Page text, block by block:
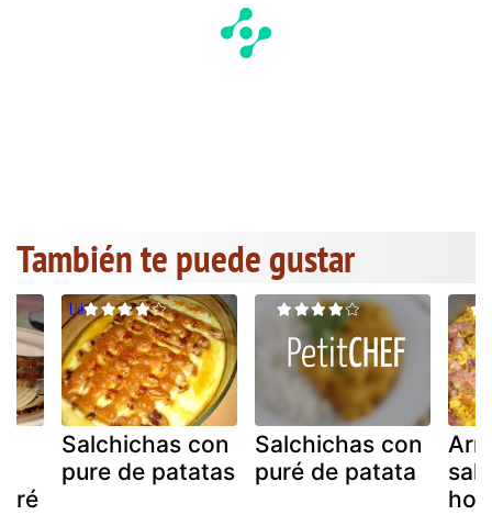
También te puede gustar
Salchichas con
pure de patatas
Salchichas con
puré de patata